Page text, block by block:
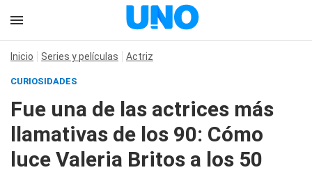
Inicio Series y películas Actriz
CURIOSIDADES
Fue una de las actrices más
llamativas de los 90: Cómo
luce Valeria Britos a los 50